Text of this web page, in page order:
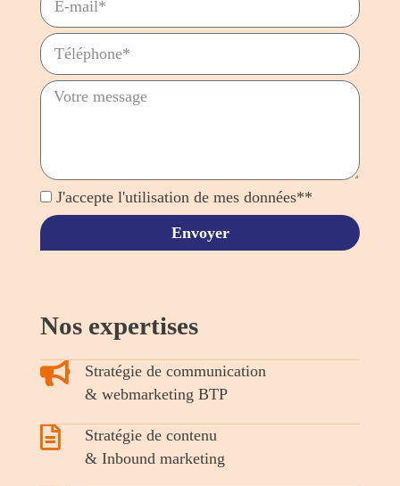
J'accepte l'utilisation de mes données**
Envoyer
Nos expertises
Stratégie de communication
& webmarketing BTP
Stratégie de contenu
& Inbound marketing